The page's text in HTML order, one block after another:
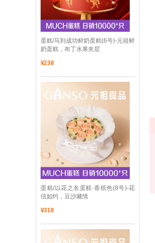
蛋糕/马到成功鲜奶蛋糕(6号)-元祖鲜
奶蛋糕，布丁水果夹层
¥238
蛋糕/以花之名蛋糕·香槟色(8号)-花
信如约，豆沙藏情
¥318